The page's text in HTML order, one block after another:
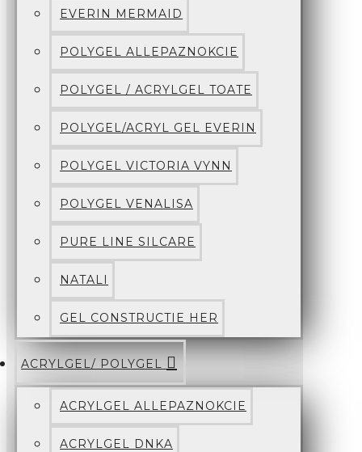
EVERIN MERMAID
POLYGEL ALLEPAZNOKCIE
POLYGEL / ACRYLGEL TOATE
POLYGEL/ACRYL GEL EVERIN
POLYGEL VICTORIA VYNN
POLYGEL VENALISA
PURE LINE SILCARE
NATALI
GEL CONSTRUCTIE HER
ACRYLGEL/ POLYGEL
ACRYLGEL ALLEPAZNOKCIE
ACRYLGEL DNKA